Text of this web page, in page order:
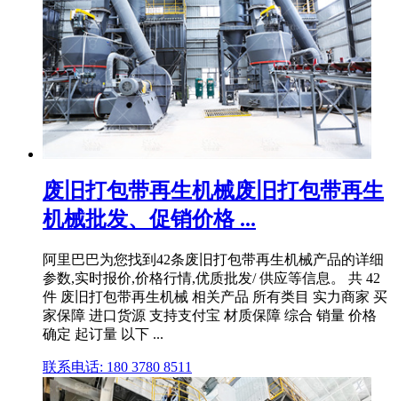
废旧打包带再生机械废旧打包带再生
机械批发、促销价格 ...
阿里巴巴为您找到42条废旧打包带再生机械产品的详细
参数,实时报价,价格行情,优质批发/ 供应等信息。 共 42
件 废旧打包带再生机械 相关产品 所有类目 实力商家 买
家保障 进口货源 支持支付宝 材质保障 综合 销量 价格
确定 起订量 以下 ...
联系电话: 180 3780 8511